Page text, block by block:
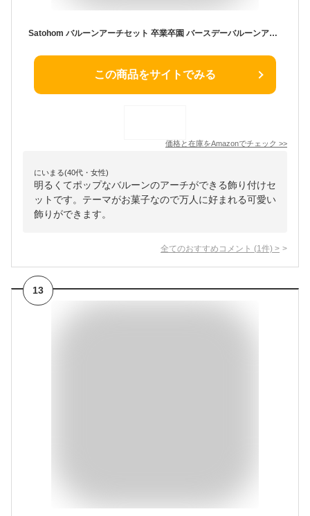
Satohom バルーンアーチセット 卒業卒園 バースデーバルーンアーチブル 飾り付けセット 開店式 結婚式 祝い風船 クリスマスパーティー バルーンブーケ パーティー ブライダルシャワーの 子供会 文化祭 風船 飾り付け
この商品をサイトでみる
価格と在庫をAmazonでチェック >>
にいまる(40代・女性)
明るくてポップなバルーンのアーチができる飾り付けセ
ットです。テーマがお菓子なので万人に好まれる可愛い
飾りができます。
全てのおすすめコメント (1 件) >
13